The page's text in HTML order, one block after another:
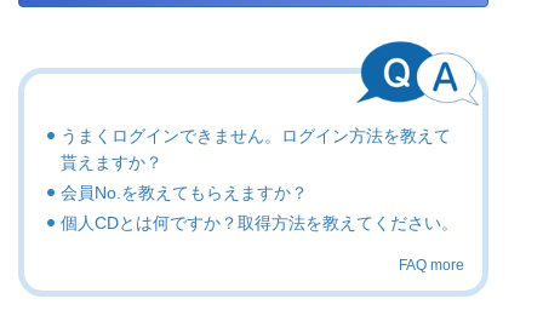
うまくログインできません。ログイン方法を教えて
貰えますか？
会員No.を教えてもらえますか？
個人CDとは何ですか？取得方法を教えてください。
FAQ more